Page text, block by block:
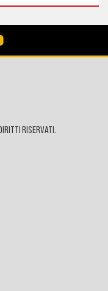
i diritti riservati.